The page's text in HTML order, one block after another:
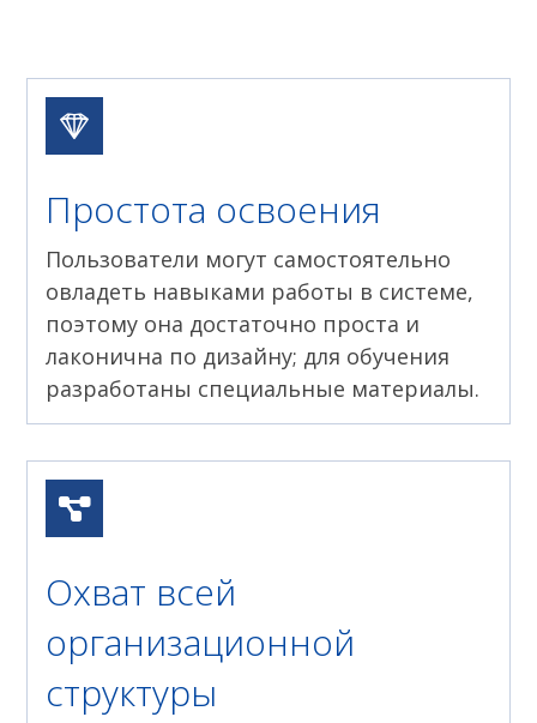
Простота освоения
Пользователи могут самостоятельно
овладеть навыками работы в системе,
поэтому она достаточно проста и
лаконична по дизайну; для обучения
разработаны специальные материалы.
Охват всей
организационной
структуры